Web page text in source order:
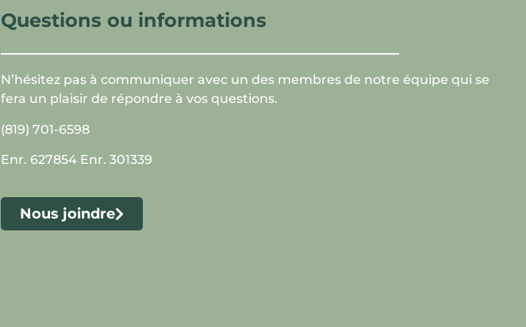
Questions ou informations
N’hésitez pas à communiquer avec un des membres de notre équipe qui se
fera un plaisir de répondre à vos questions.
(819) 701-6598
Enr. 627854 Enr. 301339
Nous joindre